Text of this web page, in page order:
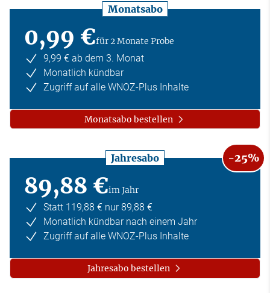
Monatsabo
0,99 €für 2 Monate Probe
9,99 € ab dem 3. Monat
Monatlich kündbar
Zugriff auf alle WNOZ-Plus Inhalte
Monatsabo bestellen
Jahresabo -25%
89,88 €im Jahr
Statt 119,88 € nur 89,88 €
Monatlich kündbar nach einem Jahr
Zugriff auf alle WNOZ-Plus Inhalte
Jahresabo bestellen